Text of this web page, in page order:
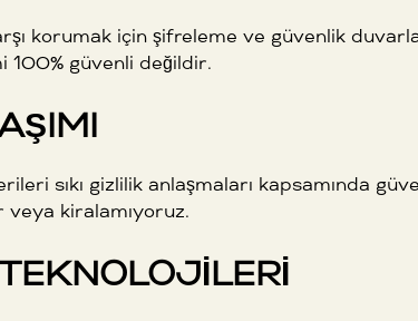
korumak için şifreleme ve güvenlik
100% güvenli değildir.
sıkı gizlilik anlaşmaları kapsamında
veya kiralamıyoruz.